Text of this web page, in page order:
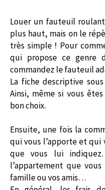
Louer un fauteuil
plus haut, mais on le
très simple ! Pour
qui propose ce genre
commandez le fauteuil
La fiche descriptive
Ainsi, même si vous
bon choix.
Ensuite, une fois la
qui vous l’apporte et qui
que vous lui
l’appartement que
famille ou vos amis…